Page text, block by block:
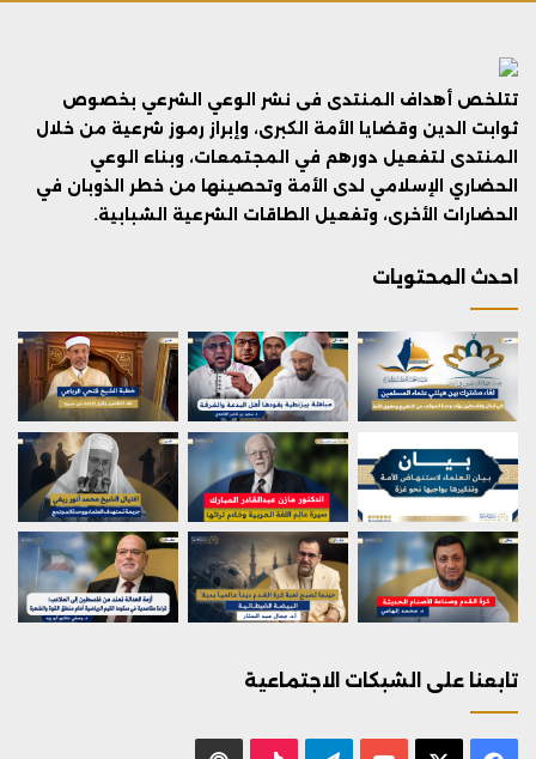
تتلخص أهداف المنتدى فى نشر الوعي الشرعي بخصوص
ثوابت الدين وقضايا الأمة الكبرى، وإبراز رموز شرعية من خلال
المنتدى لتفعيل دورهم في المجتمعات، وبناء الوعي
الحضاري الإسلامي لدى الأمة وتحصينها من خطر الذوبان في
الحضارات الأخرى، وتفعيل الطاقات الشرعية الشبابية.
احدث المحتويات
تابعنا على الشبكات الاجتماعية